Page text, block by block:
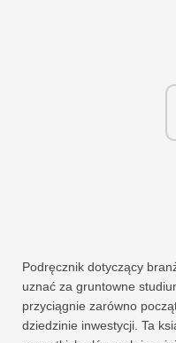
Podręcznik dotyczący
uznać za gruntowne
przyciągnie zarówno
dziedzinie inwestycji. Ta